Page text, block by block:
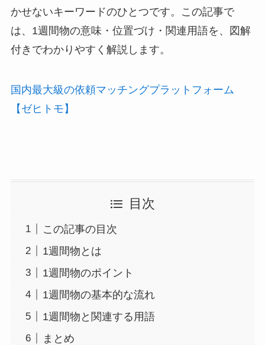
かせないキーワードのひとつです。この記事で
は、1週間物の意味・位置づけ・関連用語を、図解
付きでわかりやすく解説します。
国内最大級の依頼マッチングプラットフォーム
【ゼヒトモ】
目次
この記事の目次
1週間物とは
1週間物のポイント
1週間物の基本的な流れ
1週間物と関連する用語
まとめ